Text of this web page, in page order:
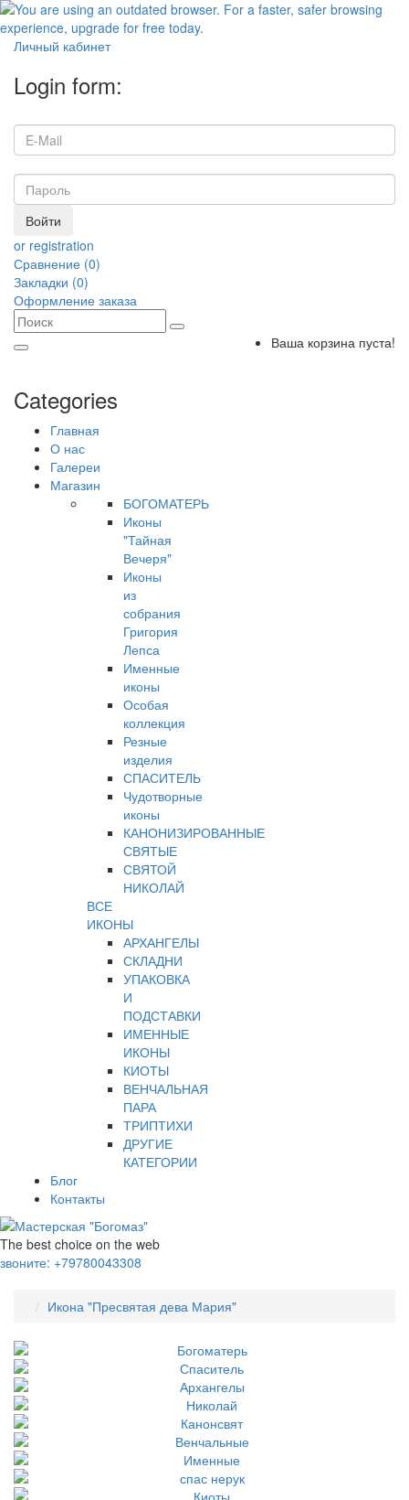
Личный кабинет
Login form:
Войти
or registration
Сравнение (0)
Закладки (0)
Оформление заказа
Ваша корзина пуста!
Categories
Главная
О нас
Галереи
Магазин
БОГОМАТЕРЬ
Иконы
"Тайная
Вечеря"
Иконы
из
собрания
Григория
Лепса
Именные
иконы
Особая
коллекция
Резные
изделия
СПАСИТЕЛЬ
Чудотворные
иконы
КАНОНИЗИРОВАННЫЕ
СВЯТЫЕ
СВЯТОЙ
НИКОЛАЙ
ВСЕ
ИКОНЫ
АРХАНГЕЛЫ
СКЛАДНИ
УПАКОВКА
И
ПОДСТАВКИ
ИМЕННЫЕ
ИКОНЫ
КИОТЫ
ВЕНЧАЛЬНАЯ
ПАРА
ТРИПТИХИ
ДРУГИЕ
КАТЕГОРИИ
Блог
Контакты
The best choice on the web
звоните: +79780043308
Икона "Пресвятая дева Мария"